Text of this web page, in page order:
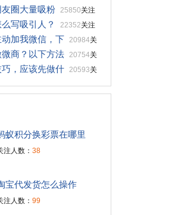
圈大量吸粉 25850关注
写吸引人？ 22352关注
加我微信，下 20984关
商？以下方法 20754关
，应该先做什 20593关
蚁积分换彩票在哪里
注人数： 38
宝代发货怎么操作
注人数： 99